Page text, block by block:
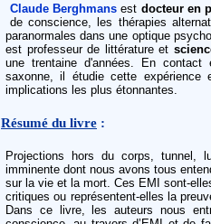
Claude Berghmans est docteur en
de conscience, les thérapies
paranormales dans une optique
est professeur de littérature et
une trentaine d'années. En contact
saxonne, il étudie cette
implications les plus étonnantes.
Résumé du livre :
Projections hors du corps, tunnel,
imminente dont nous avons tous
sur la vie et la mort. Ces EMI sont-
critiques ou représentent-elles la
Dans ce livre, les auteurs nous